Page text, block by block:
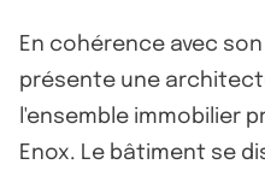
En cohérence avec
présente une
l'ensemble immobilier
Enox. Le bâtiment se